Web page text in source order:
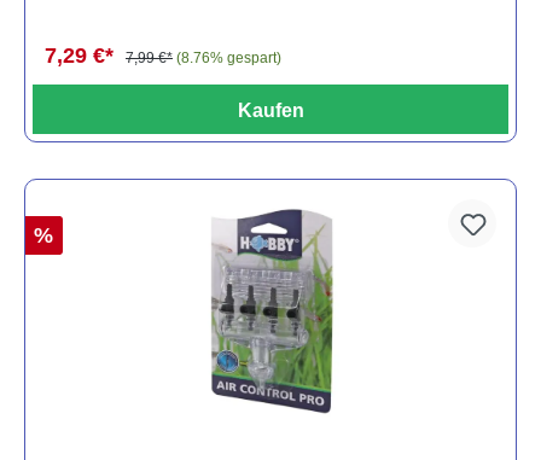
7,29 €* 7,99 €* (8.76% gespart)
Kaufen
%